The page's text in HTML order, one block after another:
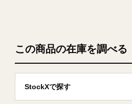
この商品の在庫を調べる
StockXで探す